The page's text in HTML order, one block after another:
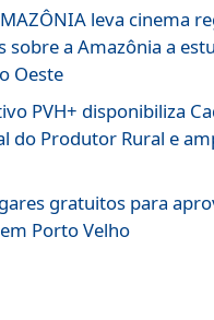
leva cinema
sobre a Amazônia a
Oeste
PVH+ disponibiliza
do Produtor Rural e
gratuitos para
Porto Velho